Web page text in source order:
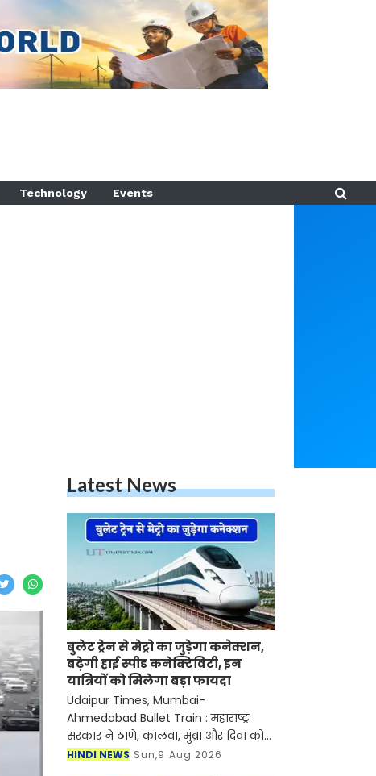
Technology Events
Latest News
बुलेट ट्रेन से मेट्रो का जुड़ेगा कनेक्शन,
बढ़ेगी हाई स्पीड कनेक्टिविटी, इन
यात्रियों को मिलेगा बड़ा फायदा
Udaipur Times, Mumbai-
Ahmedabad Bullet Train : महाराष्ट्र
सरकार ने ठाणे, कालवा, मुंब्रा और दिवा को
जोड़ने वाले एक नए मेट्रो कॉरिडोर को
HINDI NEWS Sun,9 Aug 2026